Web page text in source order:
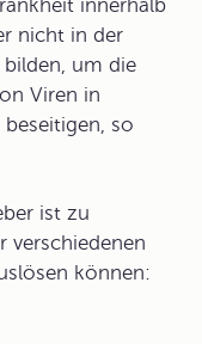
innerhalb
nicht in der
bilden, um die
Viren in
so
ist zu
verschiedenen
können: